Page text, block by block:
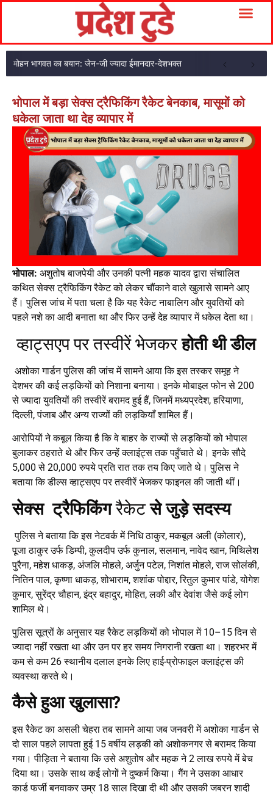
मोहन भागवत का बयान: जेन-जी ज्यादा ईमानदार-देशभक्त
भोपाल में बड़ा सेक्स ट्रैफिकिंग रैकेट बेनकाब, मासूमों को
धकेला जाता था देह व्यापार में
भोपाल: अशुतोष बाजपेयी और उनकी पत्नी महक यादव द्वारा संचालित
कथित सेक्स ट्रैफिकिंग रैकेट को लेकर चौंकाने वाले खुलासे सामने आए
हैं। पुलिस जांच में पता चला है कि यह रैकेट नाबालिग और युवतियों को
पहले नशे का आदी बनाता था और फिर उन्हें देह व्यापार में धकेल देता था।
व्हाट्सएप पर तस्वीरें भेजकरहोती थी डील
अशोका गार्डन पुलिस की जांच में सामने आया कि इस तस्कर समूह ने
देशभर की कई लड़कियों को निशाना बनाया। इनके मोबाइल फोन से 200
से ज्यादा युवतियों की तस्वीरें बरामद हुई हैं, जिनमें मध्यप्रदेश, हरियाणा,
दिल्ली, पंजाब और अन्य राज्यों की लड़कियाँ शामिल हैं।
आरोपियों ने कबूल किया है कि वे बाहर के राज्यों से लड़कियों को भोपाल
बुलाकर ठहराते थे और फिर उन्हें क्लाइंट्स तक पहुँचाते थे। इनके सौदे
5,000 से 20,000 रुपये प्रति रात तक तय किए जाते थे। पुलिस ने
बताया कि डील्स व्हाट्सएप पर तस्वीरें भेजकर फाइनल की जाती थीं।
सेक्स ट्रैफिकिंगरैकेटसे जुड़े सदस्य
पुलिस ने बताया कि इस नेटवर्क में निधि ठाकुर, मकबूल अली (कोलार),
पूजा ठाकुर उर्फ डिम्पी, कुलदीप उर्फ कुनाल, सलमान, नावेद खान, मिथिलेश
पुरैना, महेश धाकड़, अंजलि मोहले, अर्जुन पटेल, निशांत मोहले, राज सोलंकी,
नितिन पाल, कृष्णा धाकड़, शोभाराम, शशांक पोद्दार, रितुल कुमार पांडे, योगेश
कुमार, सुरेंद्र चौहान, इंद्र बहादुर, मोहित, लकी और देवांश जैसे कई लोग
शामिल थे।
पुलिस सूत्रों के अनुसार यह रैकेट लड़कियों को भोपाल में 10–15 दिन से
ज्यादा नहीं रखता था और उन पर हर समय निगरानी रखता था। शहरभर में
कम से कम 26 स्थानीय दलाल इनके लिए हाई-प्रोफाइल क्लाइंट्स की
व्यवस्था करते थे।
कैसे हुआ खुलासा?
इस रैकेट का असली चेहरा तब सामने आया जब जनवरी में अशोका गार्डन से
दो साल पहले लापता हुई 15 वर्षीय लड़की को अशोकनगर से बरामद किया
गया। पीड़िता ने बताया कि उसे अशुतोष और महक ने 2 लाख रुपये में बेच
दिया था। उसके साथ कई लोगों ने दुष्कर्म किया। गैंग ने उसका आधार
कार्ड फर्जी बनवाकर उम्र 18 साल दिखा दी थी और उसकी जबरन शादी